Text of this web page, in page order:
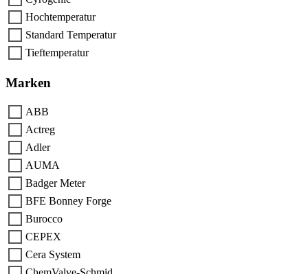
Hochtemperatur
Standard Temperatur
Tieftemperatur
Marken
ABB
Actreg
Adler
AUMA
Badger Meter
BFE Bonney Forge
Burocco
CEPEX
Cera System